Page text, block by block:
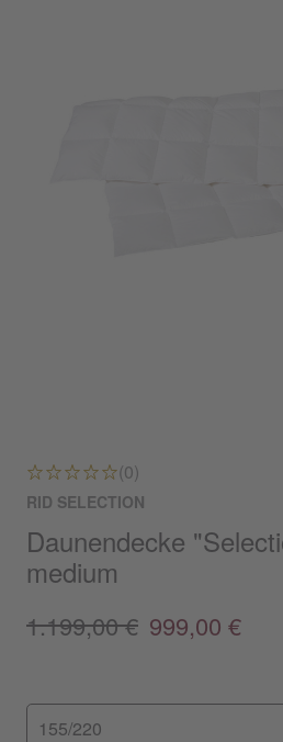
(0)
RID SELECTION
Daunendecke
medium
1.199,00 € 999,00 €
155/220